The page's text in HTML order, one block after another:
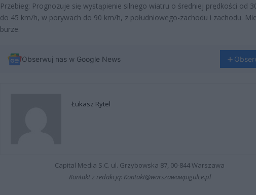
Przebieg: Prognozuje się wystąpienie silnego wiatru o średniej prędkości od
do 45 km/h, w porywach do 90 km/h, z południowego-zachodu i zachodu.
burze.
Obserwuj nas w Google News
Łukasz Rytel
Capital Media S.C. ul. Grzybowska 87, 00-844 Warszawa
Kontakt z redakcją: Kontakt@warszawawpigulce.pl